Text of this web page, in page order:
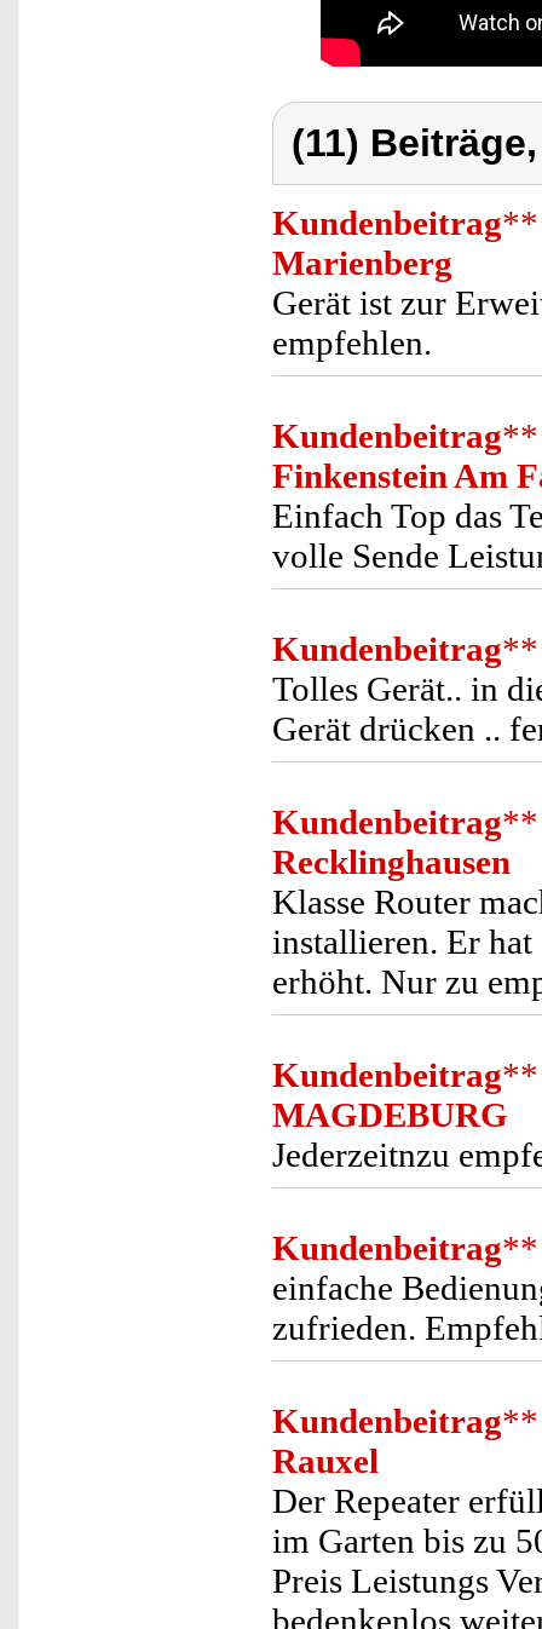
(11)
Kundenbeitrag**
Marienberg
Gerät ist zur
empfehlen.
Kundenbeitrag**
Finkenstein Am
Einfach Top das
volle Sende
Kundenbeitrag**
Tolles Gerät.. in
Gerät drücken ..
Kundenbeitrag**
Recklinghausen
Klasse Router
installieren. Er
erhöht. Nur zu
Kundenbeitrag**
MAGDEBURG
Jederzeitnzu
Kundenbeitrag**
einfache
zufrieden.
Kundenbeitrag**
Rauxel
Der Repeater
im Garten bis zu
Preis Leistungs
bedenkenlos